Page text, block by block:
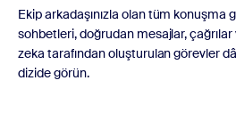
Ekip arkadaşınızla olan tüm konuşma
sohbetleri, doğrudan mesajlar,
zeka tarafından oluşturulan görevler
dizide görün.